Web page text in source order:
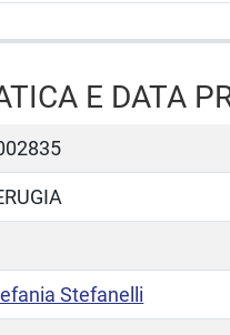
E DATA
Stefanelli